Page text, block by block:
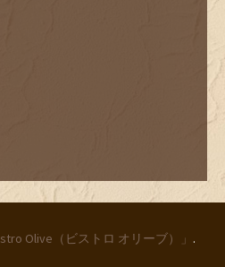
Olive（ビストロ オリーブ）」 .